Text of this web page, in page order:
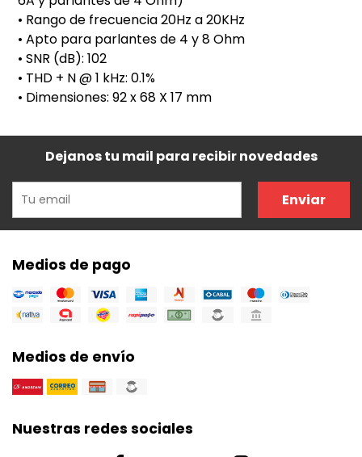
• Rango de frecuencia 20Hz a 20KHz
• Apto para parlantes de 4 y 8 Ohm
• SNR (dB): 102
• THD + N @ 1 kHz: 0.1%
• Dimensiones: 92 x 68 X 17 mm
Dejanos tu mail para recibir novedades
Enviar
Medios de pago
Medios de envío
Nuestras redes sociales